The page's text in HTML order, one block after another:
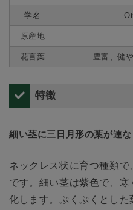
学名
原産地
花言葉 豊富、健
特徴
細い茎に三日月形の葉が連
ネックレス状に育つ種類
です。細い茎は紫色で、
化します。ぷくぷくとし